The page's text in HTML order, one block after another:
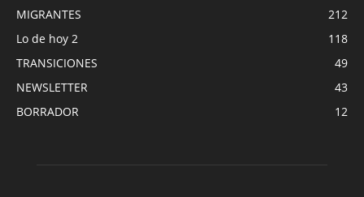
MIGRANTES
212
Lo de hoy 2
118
TRANSICIONES
49
NEWSLETTER
43
BORRADOR
12